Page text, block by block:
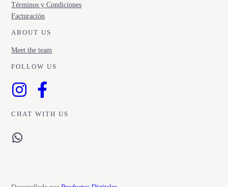
Términos y Condiciones
Facturación
ABOUT US
Meet the team
FOLLOW US
CHAT WITH US
WhatsApp